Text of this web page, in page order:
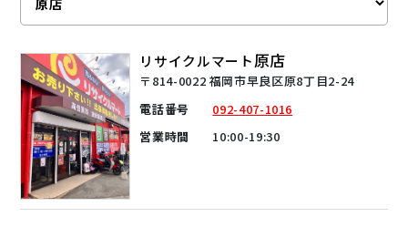
リサイクルマート原店
〒814-0022 福岡市早良区原8丁目2-24
電話番号
092-407-1016
営業時間
10:00-19:30